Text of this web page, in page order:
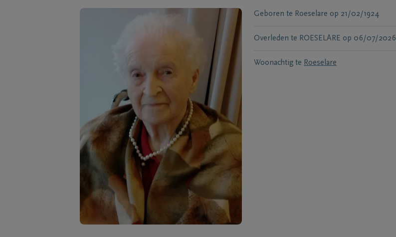
Geboren te Roeselare op 21/02/1924
Overleden te ROESELARE op 06/07/2026
Woonachtig te Roeselare